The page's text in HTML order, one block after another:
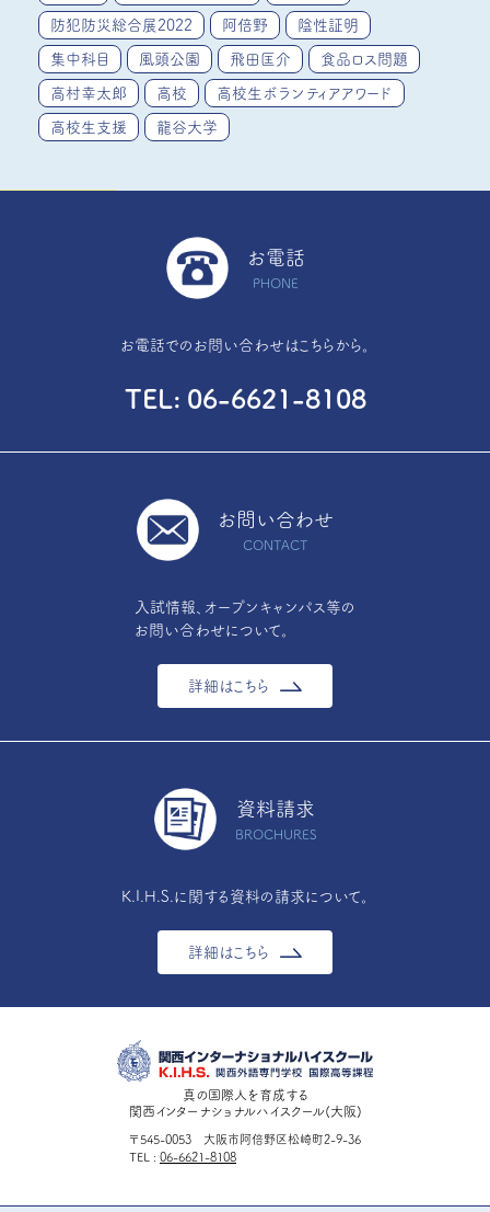
防犯防災総合展2022 阿倍野 陰性証明
集中科目 風頭公園 飛田匡介 食品ロス問題
高村幸太郎 高校 高校生ボランティアアワード
高校生支援 龍谷大学
お電話
PHONE
お電話でのお問い合わせはこちらから。
TEL 06-6621-8108
お問い合わせ
CONTACT
入試情報、オープンキャンパス等の
お問い合わせについて。
詳細はこちら
資料請求
BROCHURES
K.I.H.S.に関する資料の請求について。
詳細はこちら
真の国際人を育成する
関西インターナショナルハイスクール(大阪)
〒545-0053 大阪市阿倍野区松崎町2-9-36
TEL
06-6621-8108